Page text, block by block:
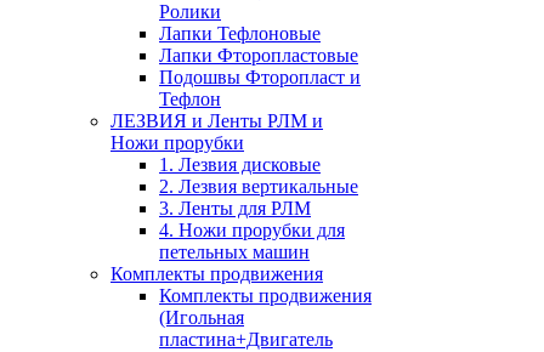
Ролики
Лапки Тефлоновые
Лапки Фторопластовые
Подошвы Фторопласт и
Тефлон
ЛЕЗВИЯ и Ленты РЛМ и
Ножи прорубки
1. Лезвия дисковые
2. Лезвия вертикальные
3. Ленты для РЛМ
4. Ножи прорубки для
петельных машин
Комплекты продвижения
Комплекты продвижения
(Игольная
пластина+Двигатель